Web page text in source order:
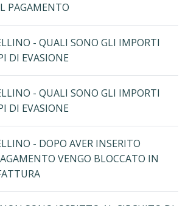
PAGAMENTO
- QUALI SONO GLI IMPORTI
DI EVASIONE
- QUALI SONO GLI IMPORTI
DI EVASIONE
- DOPO AVER INSERITO
VENGO BLOCCATO IN